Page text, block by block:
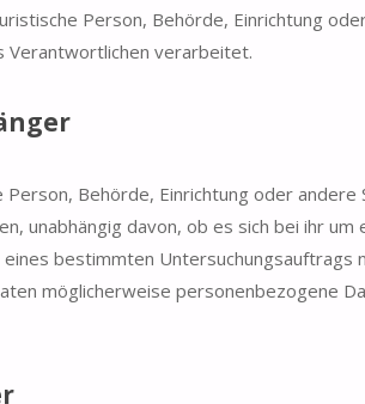
Person, Behörde, Einrichtung
Verantwortlichen verarbeitet.
Behörde, Einrichtung oder andere
unabhängig davon, ob es sich bei ihr um
bestimmten Untersuchungsauftrags
möglicherweise personenbezogene